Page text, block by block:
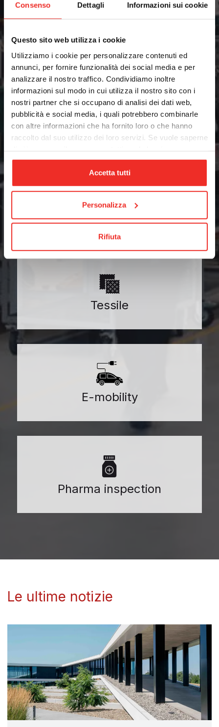
Consenso Dettagli Informazioni sui cookie
Questo sito web utilizza i cookie
Utilizziamo i cookie per personalizzare contenuti ed
annunci, per fornire funzionalità dei social media e per
analizzare il nostro traffico. Condividiamo inoltre
informazioni sul modo in cui utilizza il nostro sito con i
nostri partner che si occupano di analisi dei dati web,
pubblicità e social media, i quali potrebbero combinarle
con altre informazioni che ha fornito loro o che hanno
raccolto dal suo utilizzo dei loro servizi. Se vuole saperne
cookieclicchi qui. Il consenso può essere espresso
cliccando sul tasto “Accetta tutti”. Se non vuole i cookie
di profilazione può negare il consenso sul tasto “Rifiuta".
Accetta tutti
Personalizza
Rifiuta
Packaging
Tessile
E-mobility
Pharma inspection
Le ultime notizie